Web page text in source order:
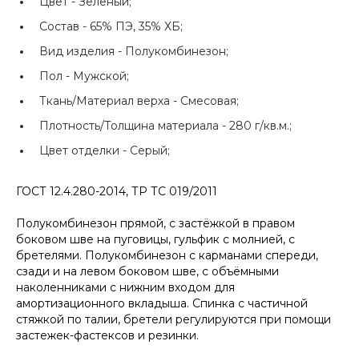
Состав - 65% ПЭ, 35% ХБ;
Вид изделия - Полукомбинезон;
Пол - Мужской;
Ткань/Материал верха - Смесовая;
Плотность/Толщина материала - 280 г/кв.м.;
Цвет отделки - Серый;
ГОСТ 12.4.280-2014, ТР ТС 019/2011
Полукомбинезон прямой, с застёжкой в правом
боковом шве на пуговицы, гульфик с молнией, с
бретелями. Полукомбинезон с карманами спереди,
сзади и на левом боковом шве, с объёмными
наколенниками с нижним входом для
амортизационного вкладыша. Спинка с частичной
стяжкой по талии, бретели регулируются при помощи
застежек-фастексов и резинки.